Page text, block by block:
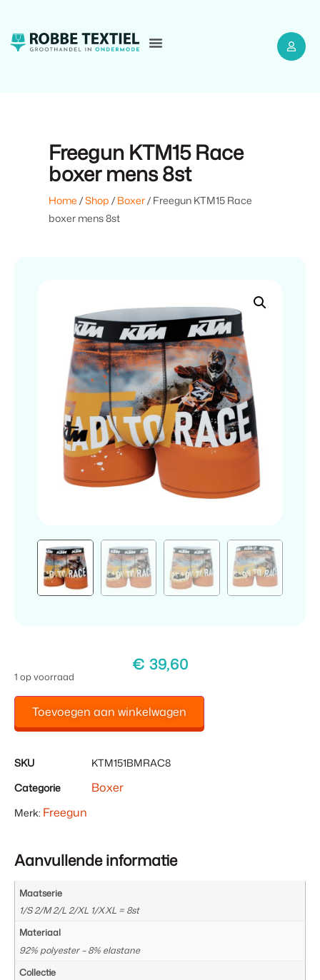
Freegun KTM15 Race
boxer mens 8st
Home /Shop / Boxer/ Freegun KTM15 Race
boxer mens 8st
€ 39,60
1 op voorraad
Toevoegen aan winkelwagen
SKU
KTM151BMRAC8
Categorie
Boxer
Merk: Freegun
Aanvullende informatie
Maatserie
1/S 2/M 2/L 2/XL 1/XXL = 8st
Materiaal
92% polyester – 8% elastane
Collectie